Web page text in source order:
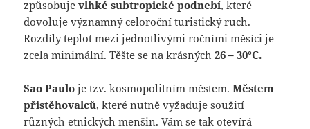
způsobujevlhké subtropické podnebí, které
dovoluje významný celoroční turistický ruch.
Rozdíly teplot mezi jednotlivými ročními měsíci je
zcela minimální. Těšte se na krásných26 – 30°C.
Sao Paulo je tzv. kosmopolitním městem.Městem
přistěhovalců, které nutně vyžaduje soužití
různých etnických menšin. Vám se tak otevírá